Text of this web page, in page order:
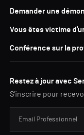
Demander une
Vous êtes victime
Conférence sur la
Restez à jour avec
S'inscrire pour